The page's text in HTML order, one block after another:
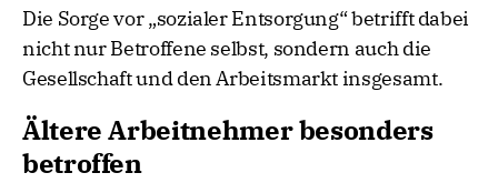
Die Sorge vor „sozialer Entsorgung“ betrifft dabei
nicht nur Betroffene selbst, sondern auch die
Gesellschaft und den Arbeitsmarkt insgesamt.
Ältere Arbeitnehmer besonders
betroffen